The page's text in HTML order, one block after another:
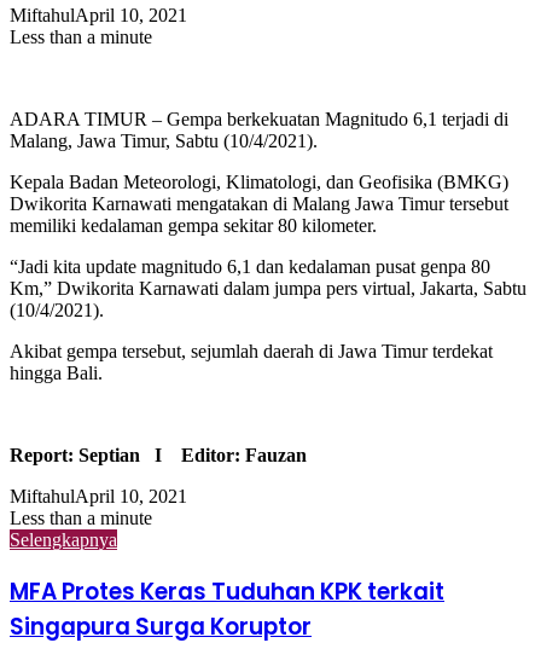
MiftahulApril 10, 2021
Less than a minute
ADARA TIMUR – Gempa berkekuatan Magnitudo 6,1 terjadi di
Malang, Jawa Timur, Sabtu (10/4/2021).
Kepala Badan Meteorologi, Klimatologi, dan Geofisika (BMKG)
Dwikorita Karnawati mengatakan di Malang Jawa Timur tersebut
memiliki kedalaman gempa sekitar 80 kilometer.
“Jadi kita update magnitudo 6,1 dan kedalaman pusat genpa 80
Km,” Dwikorita Karnawati dalam jumpa pers virtual, Jakarta, Sabtu
(10/4/2021).
Akibat gempa tersebut, sejumlah daerah di Jawa Timur terdekat
hingga Bali.
Report: Septian I Editor: Fauzan
MiftahulApril 10, 2021
Less than a minute
Selengkapnya
MFA Protes Keras Tuduhan KPK terkait
Singapura Surga Koruptor